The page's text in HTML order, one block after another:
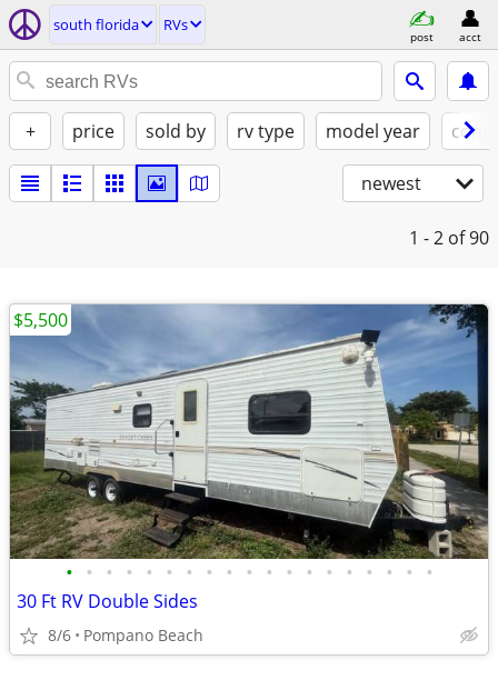
south florida RVs
post acct
+ price sold by rv type model year
newest
1 - 2 of 90
• • • • • • • • • • • • • • • • • • •
30 Ft RV Double Sides
8/6 Pompano Beach
$5,500